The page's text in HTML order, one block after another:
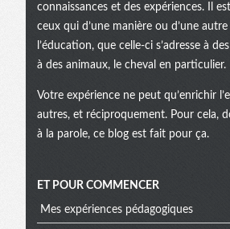
connaissances et des expériences. Il
ceux qui d’une manière ou d’une autre
l’éducation, que celle-ci s’adresse à
à des animaux, le cheval en particulier.
Votre expérience ne peut qu’enrichir
autres, et réciproquement. Pour cela,
à la parole, ce blog est fait pour ça.
ET POUR COMMENCER
Mes expériences pédagogiques